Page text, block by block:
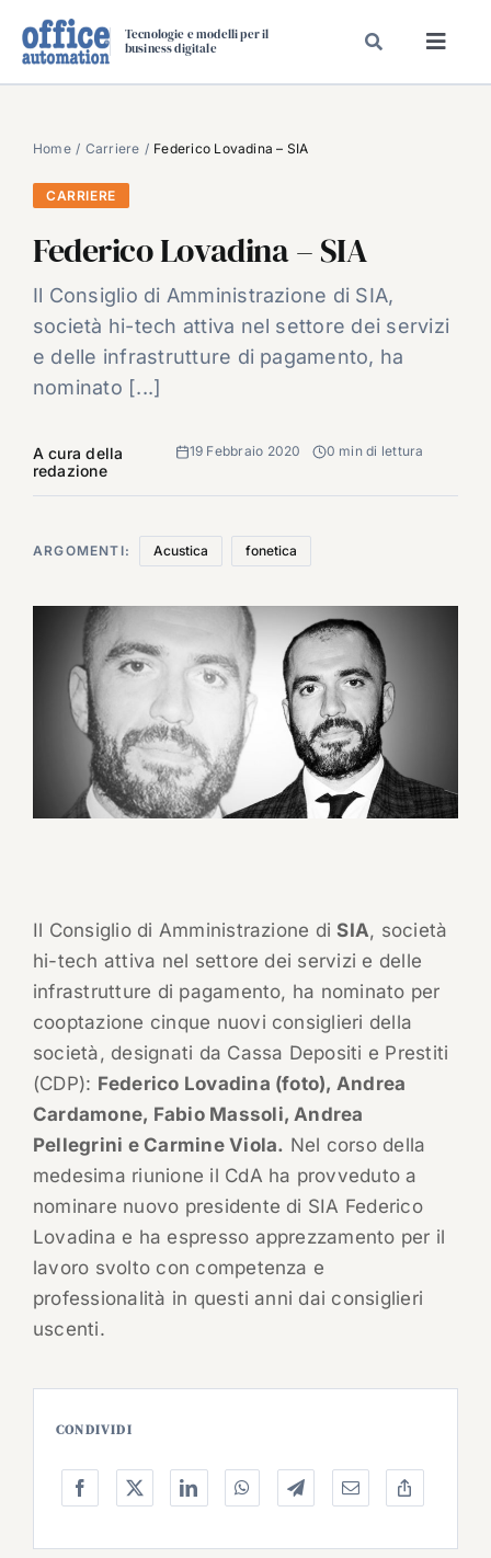
Tecnologie e modelli per il
business digitale
SPECIAL PAPER
TAVOLE ROTONDE DI REDAZIONE
CARRIERE
VIDEO
EVENTI
CHI SIAMO
Home Carriere Federico Lovadina – SIA
CARRIERE
Federico Lovadina – SIA
Il Consiglio di Amministrazione di SIA,
società hi-tech attiva nel settore dei servizi
e delle infrastrutture di pagamento, ha
nominato [...]
A cura della
redazione
19 Febbraio 2020 0 min di lettura
ARGOMENTI: Acustica fonetica
Il Consiglio di Amministrazione diSIA, società
hi-tech attiva nel settore dei servizi e delle
infrastrutture di pagamento, ha nominato per
cooptazione cinque nuovi consiglieri della
società, designati da Cassa Depositi e Prestiti
(CDP): Federico Lovadina (foto), Andrea
Cardamone, Fabio Massoli, Andrea
Pellegrini e Carmine Viola. Nel corso della
medesima riunione il CdA ha provveduto a
nominare nuovo presidente di SIA Federico
Lovadina e ha espresso apprezzamento per il
lavoro svolto con competenza e
professionalità in questi anni dai consiglieri
uscenti.
CONDIVIDI